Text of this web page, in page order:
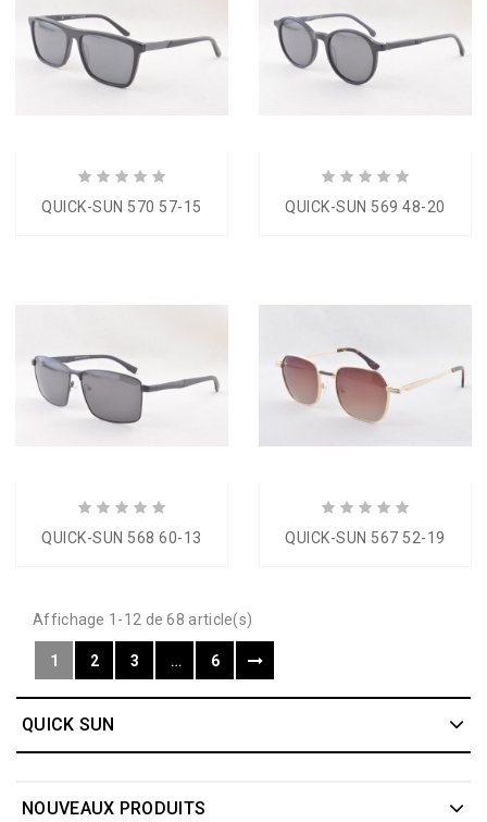
QUICK-SUN 570 57-15 QUICK-SUN 569 48-20
QUICK-SUN 568 60-13 QUICK-SUN 567 52-19
Affichage 1-12 de 68 article(s)
1 2 3 … 6
QUICK SUN
NOUVEAUX PRODUITS